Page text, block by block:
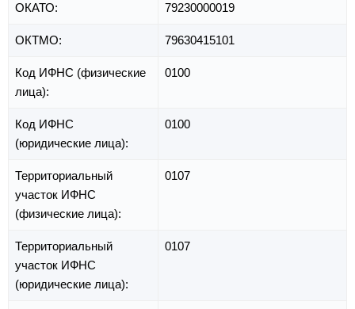
ОКАТО: 79230000019
ОКТМО: 79630415101
Код ИФНС (физические
лица):
0100
Код ИФНС
(юридические лица):
0100
Территориальный
участок ИФНС
(физические лица):
0107
Территориальный
участок ИФНС
(юридические лица):
0107